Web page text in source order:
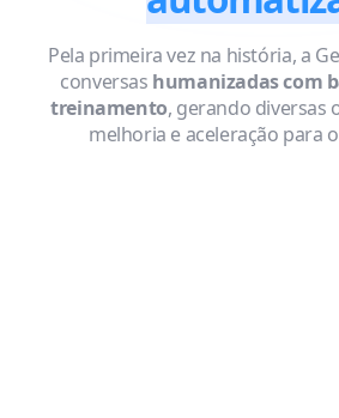
Pela primeira vez na história, a
conversas humanizadas com
treinamento, gerando diversas
melhoria e aceleração para